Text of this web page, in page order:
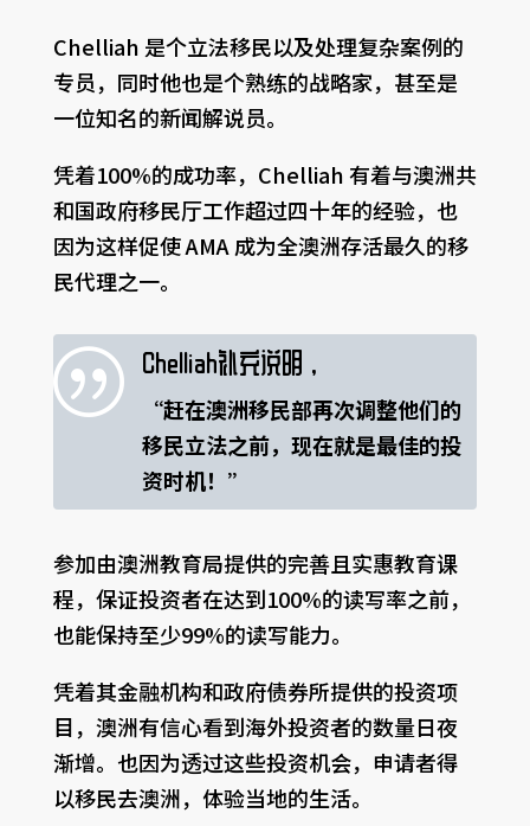
Chelliah 是个立法移民以及处理复杂案例的
专员，同时他也是个熟练的战略家，甚至是
一位知名的新闻解说员。
凭着100%的成功率，Chelliah 有着与澳洲共
和国政府移民厅工作超过四十年的经验，也
因为这样促使 AMA 成为全澳洲存活最久的移
民代理之一。
| Chelliah补充说明，
“赶在澳洲移民部再次调整他们的
移民立法之前，现在就是最佳的投
资时机！”
参加由澳洲教育局提供的完善且实惠教育课
程，保证投资者在达到100%的读写率之前，
也能保持至少99%的读写能力。
凭着其金融机构和政府债券所提供的投资项
目，澳洲有信心看到海外投资者的数量日夜
渐增。也因为透过这些投资机会，申请者得
以移民去澳洲，体验当地的生活。